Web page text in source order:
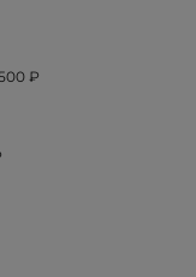
₽